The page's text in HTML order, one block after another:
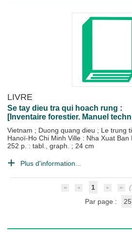
LIVRE
Se tay dieu tra qui hoach rung :
[Inventaire forestier. Manuel
Vietnam ; Duong quang dieu ; Le trung
Hanoï-Ho Chi Minh Ville : Nha Xuat Ban
252 p. : tabl., graph. ; 24 cm
Plus d'information...
1
Par page :
25